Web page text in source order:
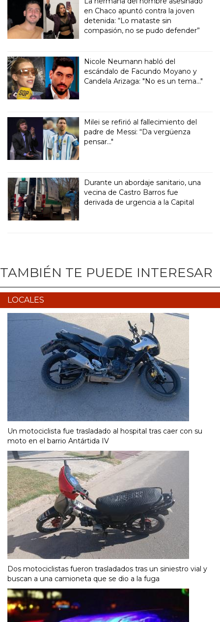
en Chaco apuntó contra la joven
detenida: “Lo mataste sin
compasión, no se pudo defender”
Nicole Neumann habló del
escándalo de Facundo Moyano y
Candela Arizaga: "No es un tema..."
Milei se refirió al fallecimiento del
padre de Messi: “Da vergüenza
pensar..."
Durante un abordaje sanitario, una
vecina de Castro Barros fue
derivada de urgencia a la Capital
TAMBIÉN TE PUEDE INTERESAR
LOCALES
Un motociclista fue trasladado al hospital tras caer con su
moto en el barrio Antártida IV
Dos motociclistas fueron trasladados tras un siniestro vial y
buscan a una camioneta que se dio a la fuga